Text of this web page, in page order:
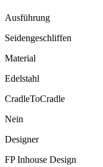
Ausführung
Seidengeschliffen
Material
Edelstahl
CradleToCradle
Nein
Designer
FP Inhouse Design